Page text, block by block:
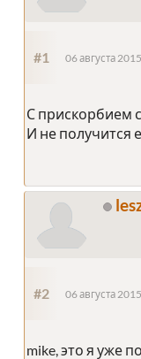
#1 06 августа
С прискорбием
И не получится
#2 06 августа
mike, это я уже